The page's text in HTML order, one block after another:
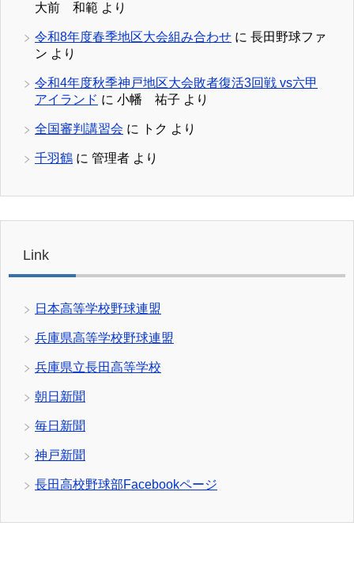
大前 和範 より
令和8年度春季地区大会組み合わせ に 長田野球ファ
ン より
令和4年度秋季神戸地区大会敗者復活3回戦 vs六甲
アイランド に 小幡 祐子 より
全国審判講習会 に トク より
千羽鶴 に 管理者 より
Link
日本高等学校野球連盟
兵庫県高等学校野球連盟
兵庫県立長田高等学校
朝日新聞
毎日新聞
神戸新聞
長田高校野球部Facebookページ